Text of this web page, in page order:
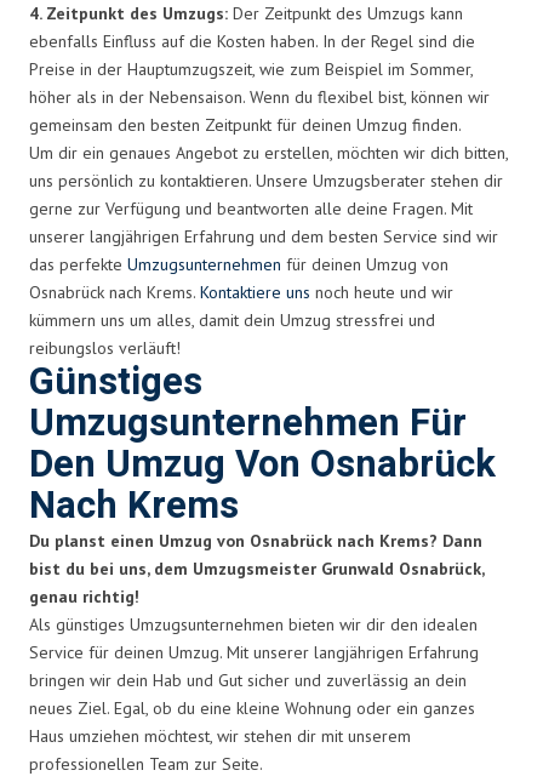
4. Zeitpunkt des Umzugs: Der Zeitpunkt des Umzugs kann
ebenfalls Einfluss auf die Kosten haben. In der Regel sind die
Preise in der Hauptumzugszeit, wie zum Beispiel im Sommer,
höher als in der Nebensaison. Wenn du flexibel bist, können wir
gemeinsam den besten Zeitpunkt für deinen Umzug finden.
Um dir ein genaues Angebot zu erstellen, möchten wir dich bitten,
uns persönlich zu kontaktieren. Unsere Umzugsberater stehen dir
gerne zur Verfügung und beantworten alle deine Fragen. Mit
unserer langjährigen Erfahrung und dem besten Service sind wir
das perfekte Umzugsunternehmen für deinen Umzug von
Osnabrück nach Krems. Kontaktiere uns noch heute und wir
kümmern uns um alles, damit dein Umzug stressfrei und
reibungslos verläuft!
Günstiges
Umzugsunternehmen Für
Den Umzug Von Osnabrück
Nach Krems
Du planst einen Umzug von Osnabrück nach Krems? Dann
bist du bei uns, dem Umzugsmeister Grunwald Osnabrück,
genau richtig!
Als günstiges Umzugsunternehmen bieten wir dir den idealen
Service für deinen Umzug. Mit unserer langjährigen Erfahrung
bringen wir dein Hab und Gut sicher und zuverlässig an dein
neues Ziel. Egal, ob du eine kleine Wohnung oder ein ganzes
Haus umziehen möchtest, wir stehen dir mit unserem
professionellen Team zur Seite.